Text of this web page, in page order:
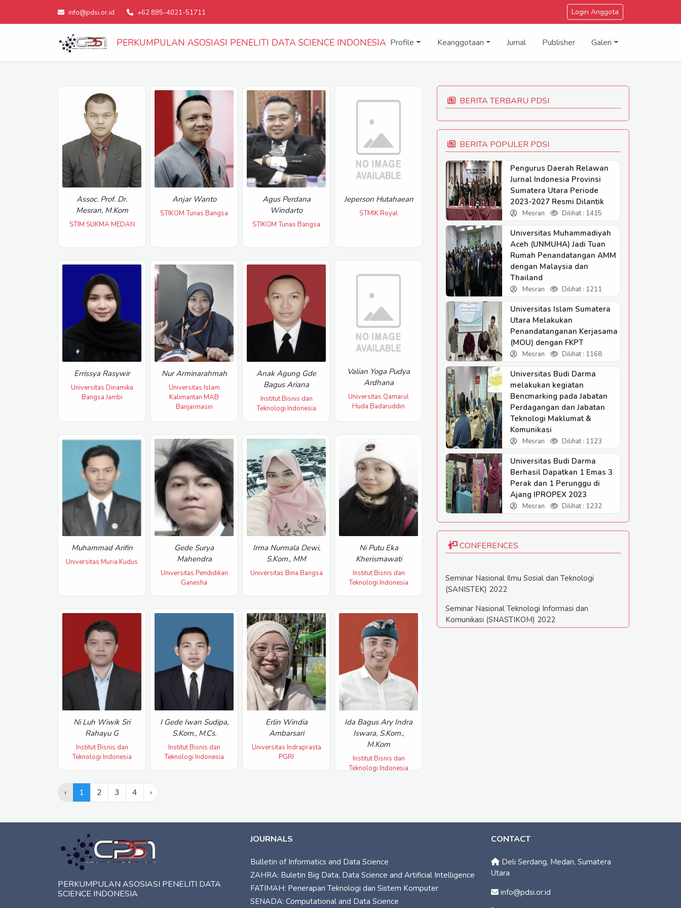
info@pdsi.or.id +62 895-4021-51711 Login Anggota
PERKUMPULAN ASOSIASI PENELITI DATA SCIENCE INDONESIA Profile Keanggotaan Jurnal Publisher Galeri
Assoc. Prof. Dr.
Mesran, M.Kom
STIM SUKMA MEDAN
Anjar Wanto
STIKOM Tunas Bangsa
Agus Perdana
Windarto
STIKOM Tunas Bangsa
Jeperson Hutahaean
STMIK Royal
Errissya Rasywir
Universitas Dinamika
Bangsa Jambi
Nur Arminarahmah
Universitas Islam
Kalimantan MAB
Banjarmasin
Anak Agung Gde
Bagus Ariana
Institut Bisnis dan
Teknologi Indonesia
Valian Yoga Pudya
Ardhana
Universitas Qamarul
Huda Badaruddin
Muhammad Arifin
Universitas Muria Kudus
Gede Surya
Mahendra
Universitas Pendidikan
Ganesha
Irma Nurmala Dewi,
S.Kom., MM
Universitas Bina Bangsa
Ni Putu Eka
Kherismawati
Institut Bisnis dan
Teknologi Indonesia
Ni Luh Wiwik Sri
Rahayu G
Institut Bisnis dan
Teknologi Indonesia
I Gede Iwan Sudipa,
S.Kom., M.Cs.
Institut Bisnis dan
Teknologi Indonesia
Erlin Windia
Ambarsari
Universitas Indraprasta
PGRI
Ida Bagus Ary Indra
Iswara, S.Kom.,
M.Kom
Institut Bisnis dan
Teknologi Indonesia
‹ 1 2 3 4 ›
BERITA TERBARU PDSI
BERITA POPULER PDSI
Pengurus Daerah Relawan
Jurnal Indonesia Provinsi
Sumatera Utara Periode
2023-2027 Resmi Dilantik
Mesran Dilihat : 1415
Universitas Muhammadiyah
Aceh (UNMUHA) Jadi Tuan
Rumah Penandatangan AMM
dengan Malaysia dan
Thailand
Mesran Dilihat : 1211
Universitas Islam Sumatera
Utara Melakukan
Penandatanganan Kerjasama
(MOU) dengan FKPT
Mesran Dilihat : 1168
Universitas Budi Darma
melakukan kegiatan
Bencmarking pada Jabatan
Perdagangan dan Jabatan
Teknologi Maklumat &
Komunikasi
Mesran Dilihat : 1123
Universitas Budi Darma
Berhasil Dapatkan 1 Emas 3
Perak dan 1 Perunggu di
Ajang IPROPEX 2023
Mesran Dilihat : 1232
CONFERENCES
Seminar Nasional Ilmu Sosial dan Teknologi
(SANISTEK) 2022
Seminar Nasional Teknologi Informasi dan
Komunikasi (SNASTIKOM) 2022
PERKUMPULAN ASOSIASI PENELITI DATA
SCIENCE INDONESIA
JOURNALS
Bulletin of Informatics and Data Science
ZAHRA: Buletin Big Data, Data Science and Artificial Intelligence
FATIMAH: Penerapan Teknologi dan Sistem Komputer
SENADA: Computational and Data Science
CONTACT
Deli Serdang, Medan, Sumatera
Utara
info@pdsi.or.id